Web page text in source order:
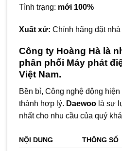
Tình trạng: mới 100%
Xuất xứ: Chính hãng đặt
Công ty Hoàng Hà là
phân phối Máy phát
Việt Nam.
Bền bỉ, Công nghệ động
thành hợp lý. Daewoo là sự
nhất cho nhu cầu của quý
NỘI DUNG THÔNG SỐ